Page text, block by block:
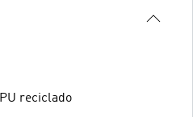
reciclado